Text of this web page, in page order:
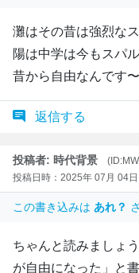
灘はその昔は強烈な
陽は中学は今もスパ
昔から自由なんです
返信する
投稿者: 時代背景
投稿日時：2025年 07月 04
この書き込みは あれ？
ちゃんと読みましょ
が自由になった」と